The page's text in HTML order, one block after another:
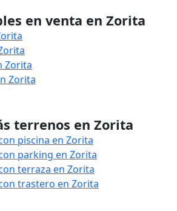
en venta en Zorita
Zorita
Zorita
terrenos en Zorita
piscina en Zorita
parking en Zorita
terraza en Zorita
trastero en Zorita